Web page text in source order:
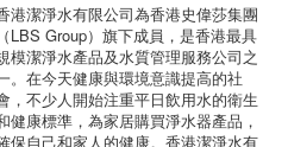
港潔淨水有限公司為香港史偉莎集團
（LBS Group）旗下成員，是香港最具
模潔淨水產品及水質管理服務公司之
。在今天健康與環境意識提高的社
，不少人開始注重平日飲用水的衛生
健康標準，為家居購買淨水器產品，
保自己和家人的健康。香港潔淨水有